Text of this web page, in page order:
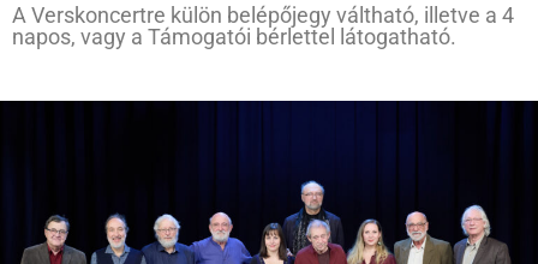
A Verskoncertre külön belépőjegy váltható, illetve a 4
napos, vagy a Támogatói bérlettel látogatható.